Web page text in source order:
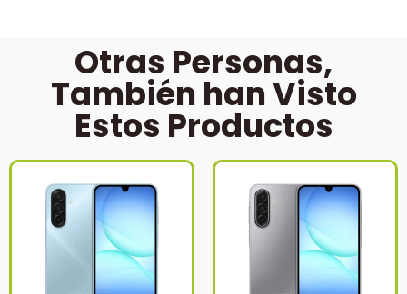
Otras Personas,
También han Visto
Estos Productos